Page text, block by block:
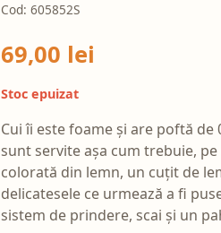
Cod: 605852S
69,00 lei
Stoc epuizat
Cui îi este foame și are poftă
sunt servite așa cum trebuie,
colorată din lemn, un cuțit de
delicatesele ce urmează a fi
sistem de prindere, scai și un